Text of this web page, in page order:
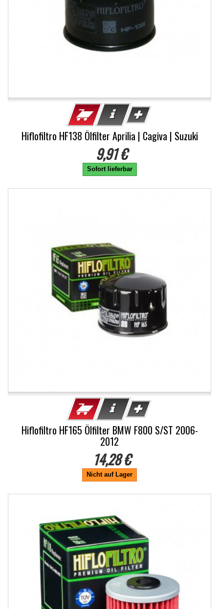
Hiflofiltro HF138 Ölfilter Aprilia | Cagiva | Suzuki
9,91 €
Sofort lieferbar
Hiflofiltro HF165 Ölfilter BMW F800 S/ST 2006-
2012
14,28 €
Nicht auf Lager